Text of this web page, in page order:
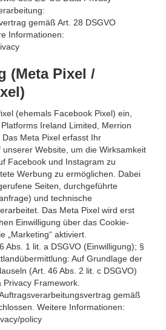
gemäß Art. 28 DSGVO
Informationen:
(Meta Pixel /
(ehemals Facebook Pixel) ein,
Ireland Limited, Merrion
Meta Pixel erfasst Ihr
Website, um die Wirksamkeit
Facebook und Instagram zu
Werbung zu ermöglichen. Dabei
Seiten, durchgeführte
und technische
Das Meta Pixel wird erst
Einwilligung über das Cookie-
„Marketing“ aktiviert.
Abs. 1 lit. a DSGVO (Einwilligung); §
Auf Grundlage der
(Art. 46 Abs. 2 lit. c DSGVO)
Framework.
gemäß
Weitere Informationen:
policy